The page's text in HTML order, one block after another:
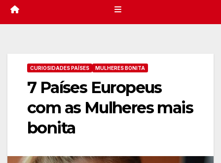
CURIOSIDADES PAÍSES MULHERES BONITA
7 Países Europeus
com as Mulheres mais
bonita